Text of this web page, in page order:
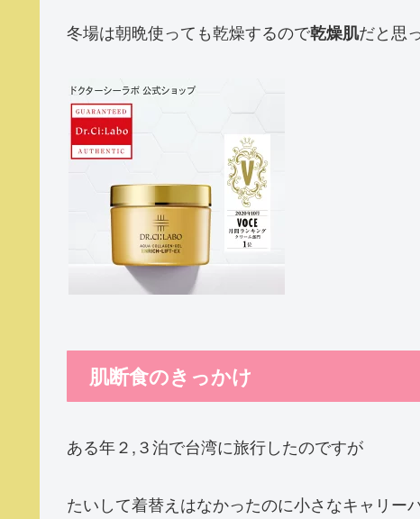
冬場は朝晩使っても乾燥するので乾燥肌だと思
肌断食のきっかけ
ある年２,３泊で台湾に旅行したのですが
たいして着替えはなかったのに小さなキャリー